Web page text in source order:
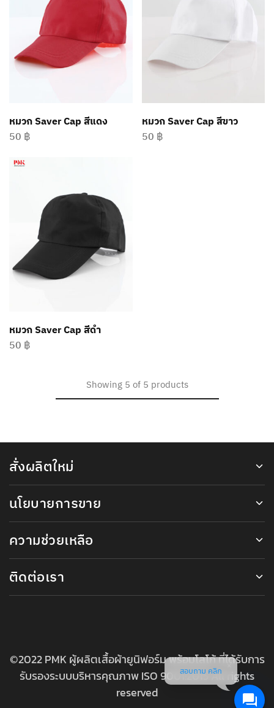
หมวก Saver Cap สีแดง
50 ฿
หมวก Saver Cap สีขาว
50 ฿
หมวก Saver Cap สีดำ
50 ฿
Showing5 of 5 products
สั่งผลิตใหม่
นโยบายการขาย
ความช่วยเหลือ
ติดต่อเรา
©2022 PMK ผู้ผลิตเสื้อผ้ายูนิฟอร์ม พร้อมโลโก้ ที่ได้รับการ
รับรองระบบบริหารคุณภาพ ISO 9001:2015 All rights
reserved
สอบถาม คลิก